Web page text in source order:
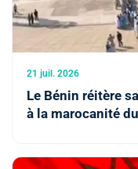
21 juil. 2026
Le Bénin réitère
à la marocanité